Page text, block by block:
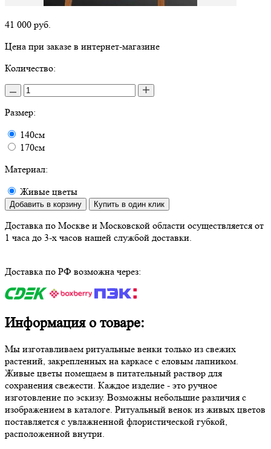
41 000 руб.
Цена при заказе в интернет-магазине
Количество:
Размер:
140см
170см
Материал:
Живые цветы
Добавить в корзину Купить в один клик
Доставка по Москве и Московской области осуществляется от
1 часа до 3-х часов нашей службой доставки.
Доставка по РФ возможна через:
Информация о товаре:
Мы изготавливаем ритуальные венки только из свежих
растений, закрепленных на каркасе с еловым лапником.
Живые цветы помещаем в питательный раствор для
сохранения свежести. Каждое изделие - это ручное
изготовление по эскизу. Возможны небольшие различия с
изображением в каталоге. Ритуальный венок из живых цветов
поставляется с увлажненной флористической губкой,
расположенной внутри.